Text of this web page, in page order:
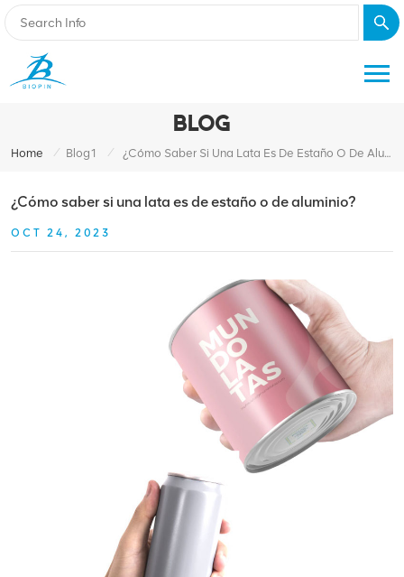
BLOG
Home / Blog1 / ¿Cómo Saber Si Una Lata Es De Estaño O De Aluminio?
¿Cómo saber si una lata es de estaño o de aluminio?
OCT 24, 2023